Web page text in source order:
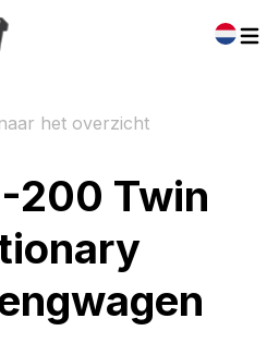
het overzicht
200 Twin